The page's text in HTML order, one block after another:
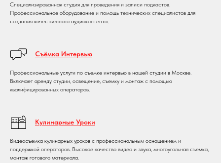
Специализированная студия для проведения и записи подкастов.
Профессиональное оборудование и помощь технических специалистов для
создания качественного аудиоконтента.
Съёмка Интервью
Профессиональные услуги по съемке интервью в нашей студии в Москве.
Включает аренду студии, освещение, съемку и монтаж с помощью
квалифицированных операторов.
Кулинарные Уроки
Видеосъемка кулинарных уроков с профессиональным оснащением и
поддержкой операторов. Высокое качество видео и звука, многоугольная съемка,
монтаж готового материала.